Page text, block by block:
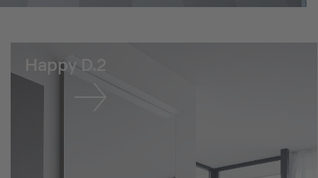
Happy D.2